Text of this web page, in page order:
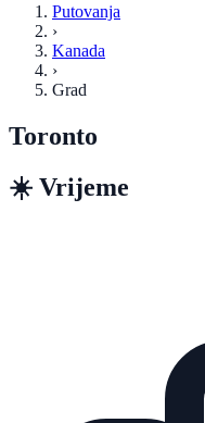
Putovanja
›
Kanada
›
Grad
Toronto
☀️ Vrijeme